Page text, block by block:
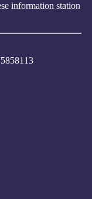
information station